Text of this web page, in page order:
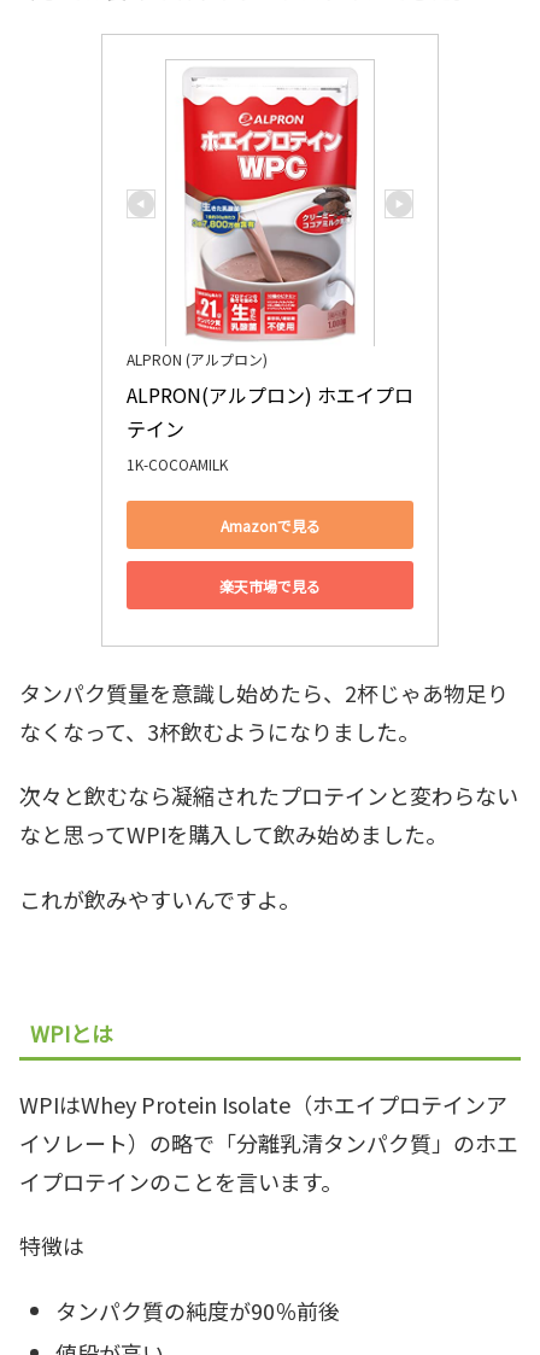
ALPRON (アルプロン)
ALPRON(アルプロン) ホエイプロ
テイン
1K-COCOAMILK
Amazonで見る
楽天市場で見る
タンパク質量を意識し始めたら、2杯じゃあ物足り
なくなって、3杯飲むようになりました。
次々と飲むなら凝縮されたプロテインと変わらない
なと思ってWPIを購入して飲み始めました。
これが飲みやすいんですよ。
WPIとは
WPIはWhey Protein Isolate（ホエイプロテインア
イソレート）の略で「分離乳清タンパク質」のホエ
イプロテインのことを言います。
特徴は
タンパク質の純度が90％前後